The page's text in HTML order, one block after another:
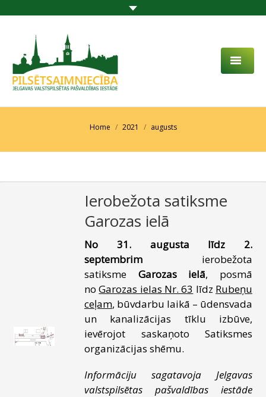
PAR MUMS
PAKALPOJUMI
SABIEDRĪBAS LĪDZDALĪBA
KONTAKTI
SAZIŅA
Home 2021 augusts
Ierobežota satiksme
Garozas ielā
No 31. augusta līdz 2.
septembrim ierobežota
satiksme Garozas ielā, posmā
noGarozas ielas Nr. 63 līdz Rubeņu
ceļam, būvdarbu laikā – ūdensvada
un kanalizācijas tīklu izbūve,
ievērojot saskaņoto Satiksmes
organizācijas shēmu.
Informāciju sagatavoja Jelgavas
valstspilsētas pašvaldības iestāde